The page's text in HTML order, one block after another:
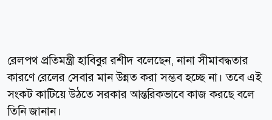
রেলপথ প্রতিমন্ত্রী হাবিবুর রশীদ বলেছেন, নানা সীমাবদ্ধতার
কারণে রেলের সেবার মান উন্নত করা সম্ভব হচ্ছে না। তবে এই
সংকট কাটিয়ে উঠতে সরকার আন্তরিকভাবে কাজ করছে বলে
তিনি জানান।